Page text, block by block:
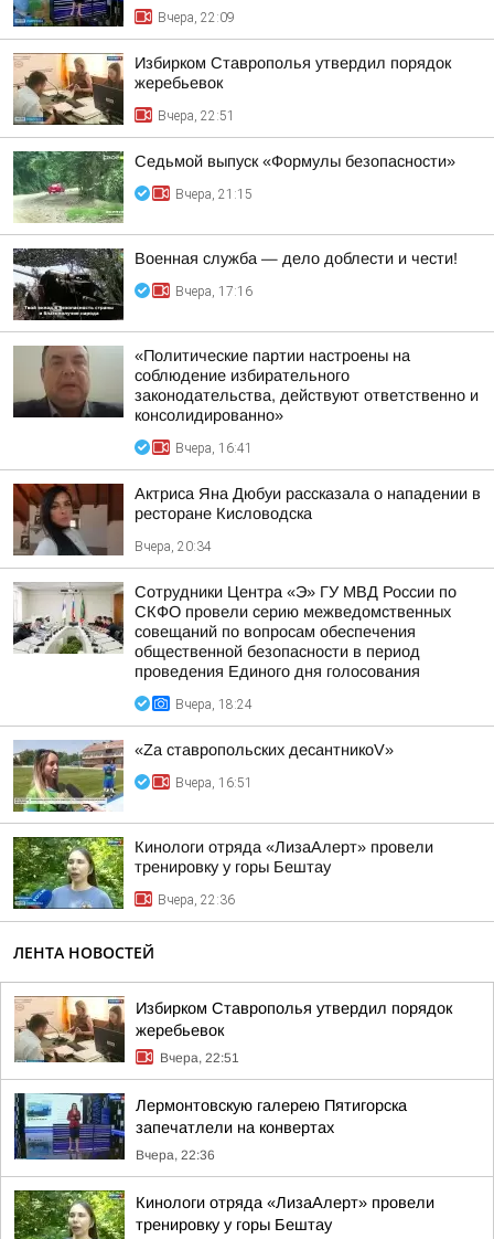
Вчера, 22:09
Избирком Ставрополья утвердил порядок
жеребьевок
Вчера, 22:51
Седьмой выпуск «Формулы безопасности»
Вчера, 21:15
Военная служба — дело доблести и чести!
Вчера, 17:16
«Политические партии настроены на
соблюдение избирательного
законодательства, действуют ответственно и
консолидированно»
Вчера, 16:41
Актриса Яна Дюбуи рассказала о нападении в
ресторане Кисловодска
Вчера, 20:34
Сотрудники Центра «Э» ГУ МВД России по
СКФО провели серию межведомственных
совещаний по вопросам обеспечения
общественной безопасности в период
проведения Единого дня голосования
Вчера, 18:24
«Zа ставропольских десантникоV»
Вчера, 16:51
Кинологи отряда «ЛизаАлерт» провели
тренировку у горы Бештау
Вчера, 22:36
ЛЕНТА НОВОСТЕЙ
Избирком Ставрополья утвердил порядок
жеребьевок
Вчера, 22:51
Лермонтовскую галерею Пятигорска
запечатлели на конвертах
Вчера, 22:36
Кинологи отряда «ЛизаАлерт» провели
тренировку у горы Бештау